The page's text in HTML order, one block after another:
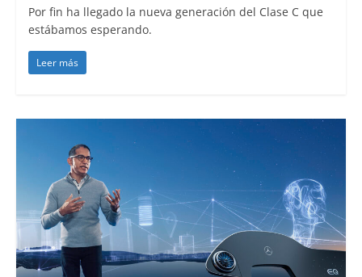
Por fin ha llegado la nueva generación del Clase C que
estábamos esperando.
Leer más